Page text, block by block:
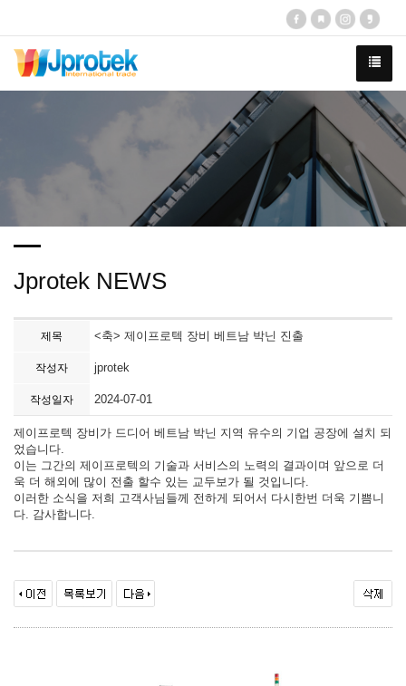
Jprotek NEWS
제목 <축> 제이프로텍 장비 베트남 박닌 진출
작성자 jprotek
작성일자 2024-07-01
제이프로텍 장비가 드디어 베트남 박닌 지역 유수의 기업 공장에 설치 되
었습니다.
이는 그간의 제이프로텍의 기술과 서비스의 노력의 결과이며 앞으로 더
욱 더 해외에 많이 전출 할수 있는 교두보가 될 것입니다.
이러한 소식을 저희 고객사님들께 전하게 되어서 다시한번 더욱 기쁨니
다. 감사합니다.